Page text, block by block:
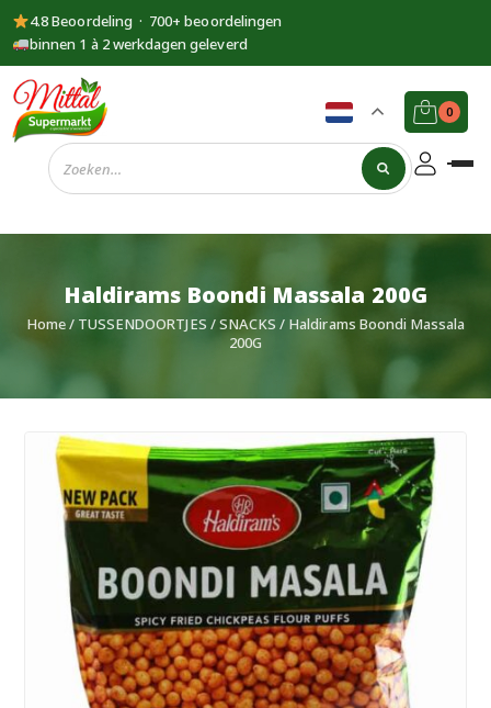
4.8 Beoordeling · 700+ beoordelingen
binnen 1 à 2 werkdagen geleverd
Supermarkt
Mittal
0
Haldirams Boondi Massala 200G
Home/ TUSSENDOORTJES /SNACKS / Haldirams Boondi Massala
200G